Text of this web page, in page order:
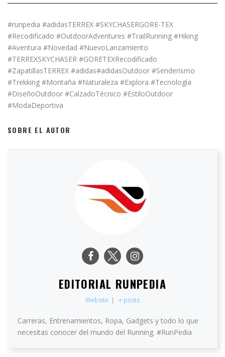
#runpedia #adidasTERREX #SKYCHASERGORE-TEX
#Recodificado #OutdoorAdventures #TrailRunning #Hiking
#Aventura #Novedad #NuevoLanzamiento
#TERREXSKYCHASER #GORETEXRecodificado
#ZapatillasTERREX #adidas#adidasOutdoor #Senderismo
#Trekking #Montaña #Naturaleza #Explora #Tecnología
#DiseñoOutdoor #CalzadoTécnico #EstiloOutdoor
#ModaDeportiva
SOBRE EL AUTOR
EDITORIAL RUNPEDIA
Website | + posts
Carreras, Entrenamientos, Ropa, Gadgets y todo lo que
necesitas conocer del mundo del Running. #RunPedia